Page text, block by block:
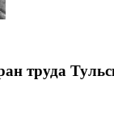
труда